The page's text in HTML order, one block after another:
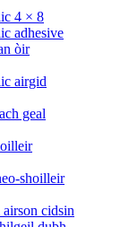
4 × 8
adhesive
òir
airgid
geal
shoilleir
cidsin